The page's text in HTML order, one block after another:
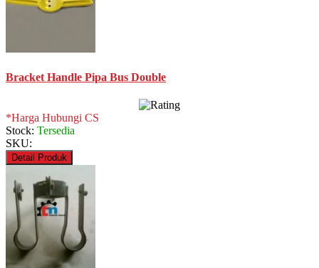
Bracket Handle Pipa Bus Double
*Harga Hubungi CS
Stock: Tersedia
SKU:
Detail Produk